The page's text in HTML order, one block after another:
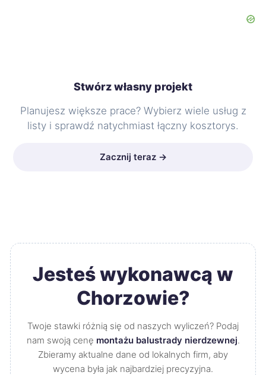
Stwórz własny projekt
Planujesz większe prace? Wybierz wiele usług z
listy i sprawdź natychmiast łączny kosztorys.
Zacznij teraz →
Jesteś wykonawcą w
Chorzowie?
Twoje stawki różnią się od naszych wyliczeń? Podaj
nam swoją cenę montażu balustrady nierdzewnej.
Zbieramy aktualne dane od lokalnych firm, aby
wycena była jak najbardziej precyzyjna.